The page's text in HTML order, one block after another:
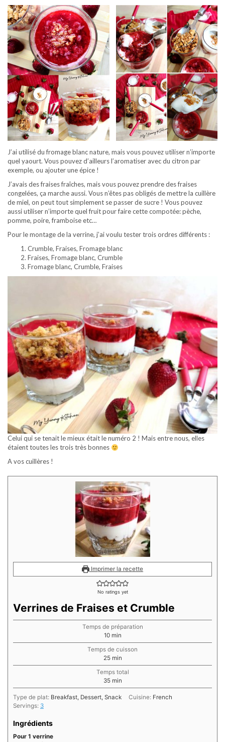
J’ai utilisé du fromage blanc nature, mais vous pouvez utiliser n’importe
quel yaourt. Vous pouvez d’ailleurs l’aromatiser avec du citron par
exemple, ou ajouter une épice !
J’avais des fraises fraîches, mais vous pouvez prendre des fraises
congelées, ça marche aussi. Vous n’êtes pas obligés de mettre la cuillère
de miel, on peut tout simplement se passer de sucre ! Vous pouvez
aussi utiliser n’importe quel fruit pour faire cette compotée: pèche,
pomme, poire, framboise etc…
Pour le montage de la verrine, j’ai voulu tester trois ordres différents :
Crumble, Fraises, Fromage blanc
Fraises, Fromage blanc, Crumble
Fromage blanc, Crumble, Fraises
Celui qui se tenait le mieux était le numéro 2 ! Mais entre nous, elles
étaient toutes les trois très bonnes
A vos cuillères !
Imprimer la recette
No ratings yet
Verrines de Fraises et Crumble
Temps de préparation
10minutes
min
Temps de cuisson
25minutes
min
Temps total
35minutes
min
Type de plat: Breakfast, Dessert, Snack Cuisine: French
Servings: 3
Ingrédients
Pour 1 verrine